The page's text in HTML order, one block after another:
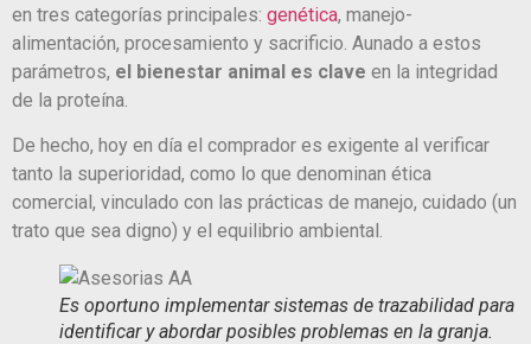
en tres categorías principales: genética, manejo-
alimentación, procesamiento y sacrificio. Aunado a estos
parámetros, el bienestar animal es clave en la integridad
de la proteína.
De hecho, hoy en día el comprador es exigente al verificar
tanto la superioridad, como lo que denominan ética
comercial, vinculado con las prácticas de manejo, cuidado (un
trato que sea digno) y el equilibrio ambiental.
Es oportuno implementar sistemas de trazabilidad para
identificar y abordar posibles problemas en la granja.